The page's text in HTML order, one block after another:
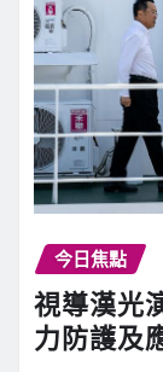
今日焦點
視導漢光
力防護及